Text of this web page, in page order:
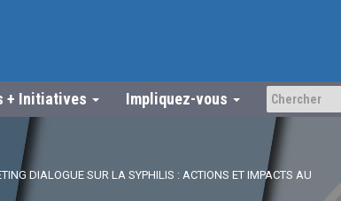
+ Initiatives Impliquez-vous
DIALOGUE SUR LA SYPHILIS : ACTIONS ET IMPACTS AU